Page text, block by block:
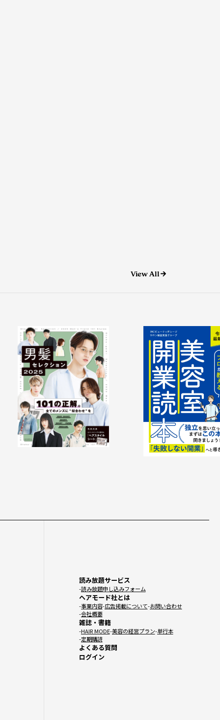
View All
読み放題サービス
読み放題申し込みフォーム
ヘアモード社とは
事業内容 広告掲載について お問い合わせ
会社概要
雑誌・書籍
HAIR MODE 美容の経営プラン 単行本
定期購読
よくある質問
ログイン